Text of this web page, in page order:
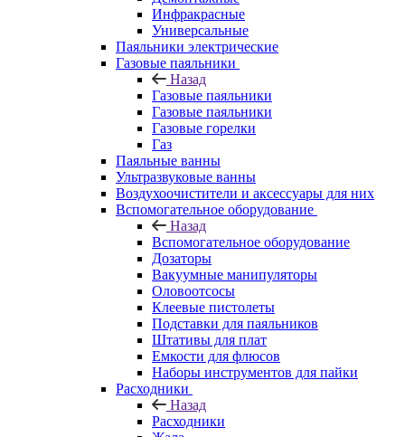
Инфракрасные
Универсальные
Паяльники электрические
Газовые паяльники
Назад
Газовые паяльники
Газовые паяльники
Газовые горелки
Газ
Паяльные ванны
Ультразвуковые ванны
Воздухоочистители и аксессуары для них
Вспомогательное оборудование
Назад
Вспомогательное оборудование
Дозаторы
Вакуумные манипуляторы
Оловоотсосы
Клеевые пистолеты
Подставки для паяльников
Штативы для плат
Емкости для флюсов
Наборы инструментов для пайки
Расходники
Назад
Расходники